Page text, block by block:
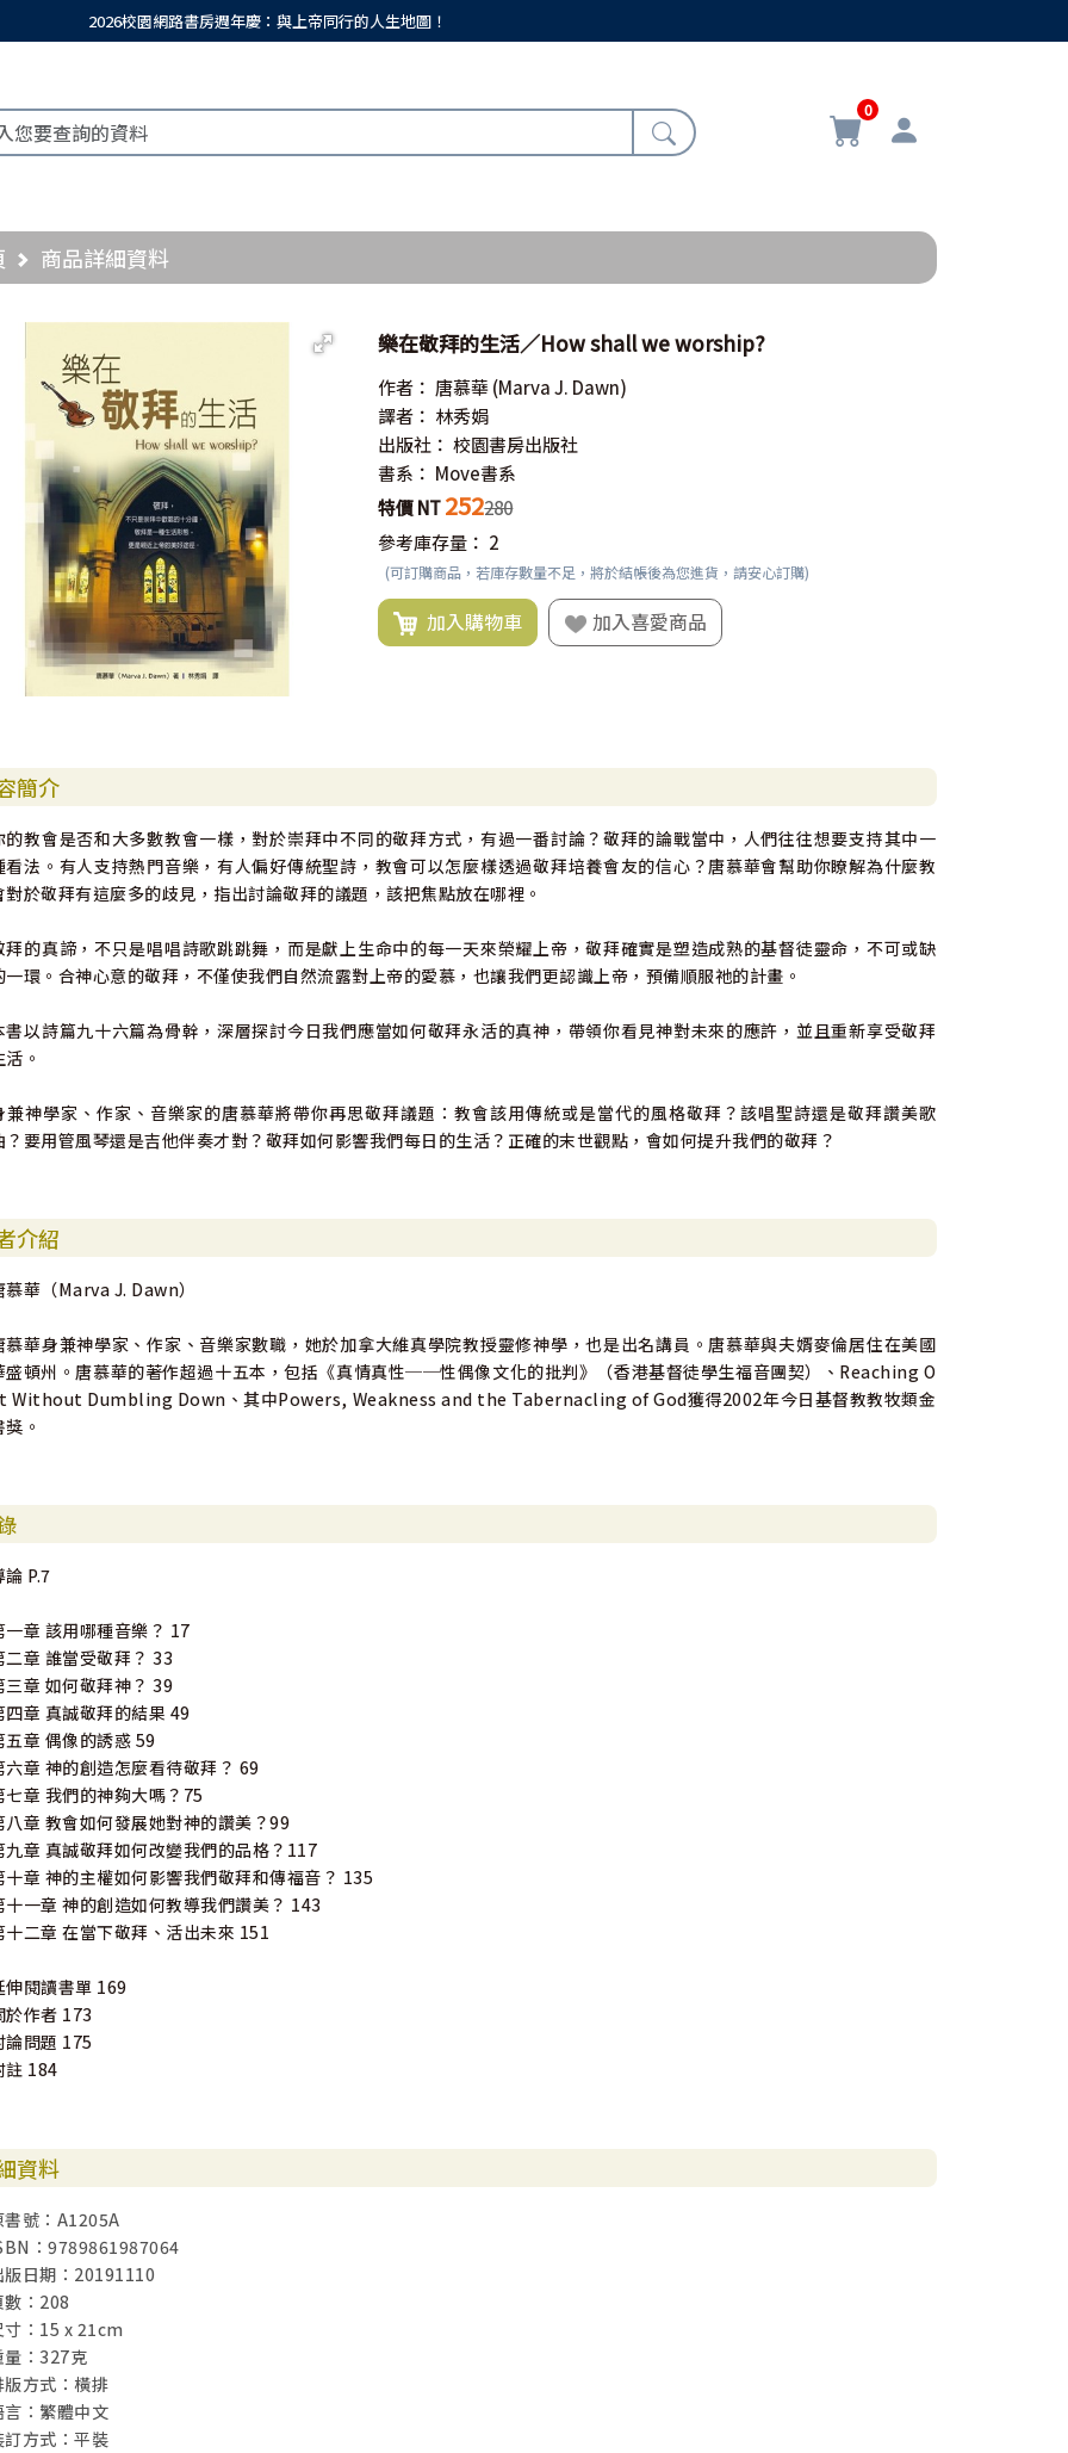
2026校園網路書房週年慶：與上帝同行的人生地圖！
0
商品詳細資料
樂在敬拜的生活／How shall we worship?
作者： 唐慕華(Marva J. Dawn)
譯者： 林秀娟
出版社： 校園書房出版社
書系： Move書系
特價 NT252280
參考庫存量： 2
(可訂購商品，若庫存數量不足，將於結帳後為您進貨，請安心訂購)
加入購物車 加入喜愛商品
簡介
的教會是否和大多數教會一樣，對於崇拜中不同的敬拜方式，有過一番討論？敬拜的論戰當中，人們往往想要支持其中一
看法。有人支持熱門音樂，有人偏好傳統聖詩，教會可以怎麼樣透過敬拜培養會友的信心？唐慕華會幫助你瞭解為什麼教
對於敬拜有這麼多的歧見，指出討論敬拜的議題，該把焦點放在哪裡。
拜的真諦，不只是唱唱詩歌跳跳舞，而是獻上生命中的每一天來榮耀上帝，敬拜確實是塑造成熟的基督徒靈命，不可或缺
一環。合神心意的敬拜，不僅使我們自然流露對上帝的愛慕，也讓我們更認識上帝，預備順服祂的計畫。
書以詩篇九十六篇為骨幹，深層探討今日我們應當如何敬拜永活的真神，帶領你看見神對未來的應許，並且重新享受敬拜
活。
兼神學家、作家、音樂家的唐慕華將帶你再思敬拜議題：教會該用傳統或是當代的風格敬拜？該唱聖詩還是敬拜讚美歌
？要用管風琴還是吉他伴奏才對？敬拜如何影響我們每日的生活？正確的末世觀點，會如何提升我們的敬拜？
介紹
慕華（Marva J. Dawn）
慕華身兼神學家、作家、音樂家數職，她於加拿大維真學院教授靈修神學，也是出名講員。唐慕華與夫婿麥倫居住在美國
盛頓州。唐慕華的著作超過十五本，包括《真情真性──性偶像文化的批判》（香港基督徒學生福音團契）、Reaching O
Without Dumbling Down、其中Powers, Weakness and the Tabernacling of God獲得2002年今日基督教教牧類金
獎。
論 P.7
一章 該用哪種音樂？ 17
二章 誰當受敬拜？ 33
三章 如何敬拜神？ 39
四章 真誠敬拜的結果 49
五章 偶像的誘惑 59
六章 神的創造怎麼看待敬拜？ 69
七章 我們的神夠大嗎？75
八章 教會如何發展她對神的讚美？99
九章 真誠敬拜如何改變我們的品格？117
十章 神的主權如何影響我們敬拜和傳福音？ 135
十一章 神的創造如何教導我們讚美？ 143
十二章 在當下敬拜、活出未來 151
伸閱讀書單 169
於作者 173
論問題 175
註 184
資料
書號：A1205A
：9789861987064
版日期：20191110
數：208
寸：15 x 21cm
量：327克
版方式：橫排
言：繁體中文
訂方式：平裝